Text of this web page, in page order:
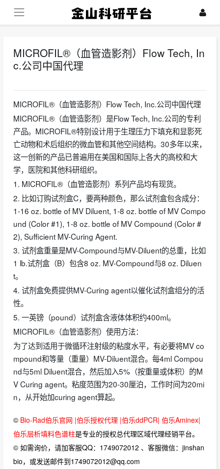
MICROFIL®（血管造影剂）Flow Tech, In
c.公司中国代理
MICROFIL®（血管造影剂）Flow Tech, Inc.公司中国代理
MICROFIL®（血管造影剂）是Flow Tech, Inc.公司的专利
产品。MICROFIL®特别设计用于生理压力下填充和显影死
亡动物和术后组织的微血管和其他空间结构。30多年以来，
这一创新的产品已普遍用在美国和国际上各大的高校和大
学，医院和其他科研组织。
1. MICROFIL®（血管造影剂）系列产品均有现货。
2. 比如订购试剂盒C，要两种颜色，那么试剂盒包含成分：
1-16 oz. bottle of MV Diluent, 1-8 oz. bottle of MV Compo
und (Color #1), 1-8 oz. bottle of MV Compound (Color #
2), Sufficient MV-Curing Agent.
3. 试剂盒重量是MV-Compound与MV-Diluent的总重，比如
1 lb.试剂盒（B）包含8 oz. MV-Compound与8 oz. Diluen
t。
4. 试剂盒免费提供MV-Curing agent以催化试剂盒组分的活
性。
5. 一英镑（pound）试剂盒含液体体积约400ml。
MICROFIL®（血管造影剂）使用方法：
为了达到适用于微循环注射级的粘度水平，有必要将MV co
mpound和等量（重量）MV-Diluent混合。每4ml Compou
nd与5ml Diluent混合，然后加入5%（按重量或体积）的M
V Curing agent。粘度范围为20-30厘泊，工作时间为20mi
n，从开始加curing agent算起。
© Bio-Rad伯乐官网 |伯乐授权代理 |伯乐ddPCR| 伯乐Aminex|
伯乐层析填料色谱柱是专业的授权总代理区域代理经销平台。
© 如需询价，请加客服QQ：1749072012 、客服微信：jinshan
bio，或发送邮件到1749072012@qq.com